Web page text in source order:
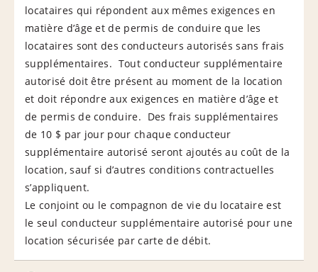
locataires qui répondent aux mêmes exigences en
matière d’âge et de permis de conduire que les
locataires sont des conducteurs autorisés sans frais
supplémentaires. Tout conducteur supplémentaire
autorisé doit être présent au moment de la location
et doit répondre aux exigences en matière d’âge et
de permis de conduire. Des frais supplémentaires
de 10 $ par jour pour chaque conducteur
supplémentaire autorisé seront ajoutés au coût de la
location, sauf si d’autres conditions contractuelles
s’appliquent.
Le conjoint ou le compagnon de vie du locataire est
le seul conducteur supplémentaire autorisé pour une
location sécurisée par carte de débit.